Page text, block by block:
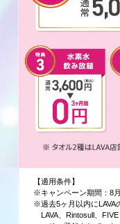
【適用条件】
※キャンペーン期間：8
※過去5ヶ月以内にLAVA
LAVA、Rintosull、